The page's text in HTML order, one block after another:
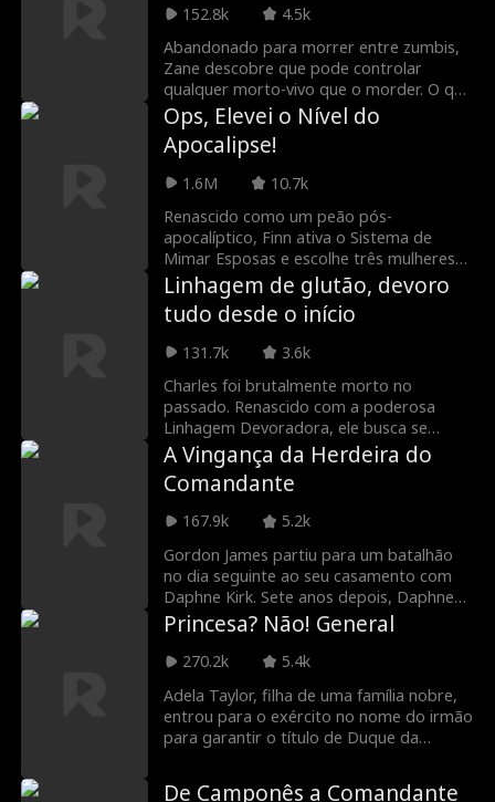
bilionários da tecnologia mal-
intencionados e até mesmo com o
legado desonrado de sua própria família.
152.8k
4.5k
Abandonado para morrer entre zumbis,
Zane descobre que pode controlar
qualquer morto-vivo que o morder. O que
seria o seu fim, torna-se sua ascensão.
Enquanto o mundo rui, ele ergue um
exército de infectados e domina o
apocalipse.
Ops, Elevei o Nível do
Apocalipse!
1.6M
10.7k
Renascido como um peão pós-
apocalíptico, Finn ativa o Sistema de
Mimar Esposas e escolhe três mulheres
rejeitadas por todos: uma Rank S
paralisada, uma mutante e um clone à
beira da morte. A zombaria vira choque
quando o soro de Finn desperta os
poderes delas de telecinese, superforça e
teletransporte instantâneo. Juntos, eles
esmagam os inimigos, mas os mísseis e a
caçada implacável do Coronel Zeller
ameaçam aniquilá-los. A sobrevivência
acaba de virar guerra.
Linhagem de glutão, devoro
tudo desde o início
131.7k
3.6k
Charles foi brutalmente morto no
passado. Renascido com a poderosa
Linhagem Devoradora, ele busca se
vingar e consertar seus erros.
Absorvendo poderes para ficar mais
forte, ele protegerá sua família e
enfrentará raças invasoras para salvar a
humanidade da aniquilação.
A Vingança da Herdeira do
Comandante
167.9k
5.2k
Gordon James partiu para um batalhão
no dia seguinte ao seu casamento com
Daphne Kirk. Sete anos depois, Daphne
levou o filho deles, Freddy, ao
acampamento de Gordon para conhecer
o pai. Lá, descobriu que ele se casou com
com sua nova esposa Flora e a mãe dela,
Jane, levaram à morte de Freddy na
viagem. Daphne jurou vingar seu filho
Kirk. Gordon matou Jane para ganhar o
Princesa? Não! General
270.2k
5.4k
Adela Taylor, filha de uma família nobre,
entrou para o exército no nome do irmão
para garantir o título de Duque da
mas ao voltar vitoriosa, seu irmão
De Camponês a Comandante